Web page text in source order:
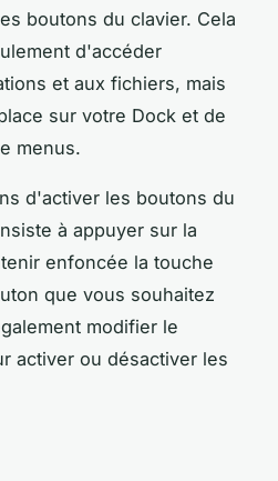
boutons du clavier. Cela
d'accéder
et aux fichiers, mais
sur votre Dock et de
menus.
d'activer les boutons du
à appuyer sur la
enfoncée la touche
que vous souhaitez
modifier le
activer ou désactiver les